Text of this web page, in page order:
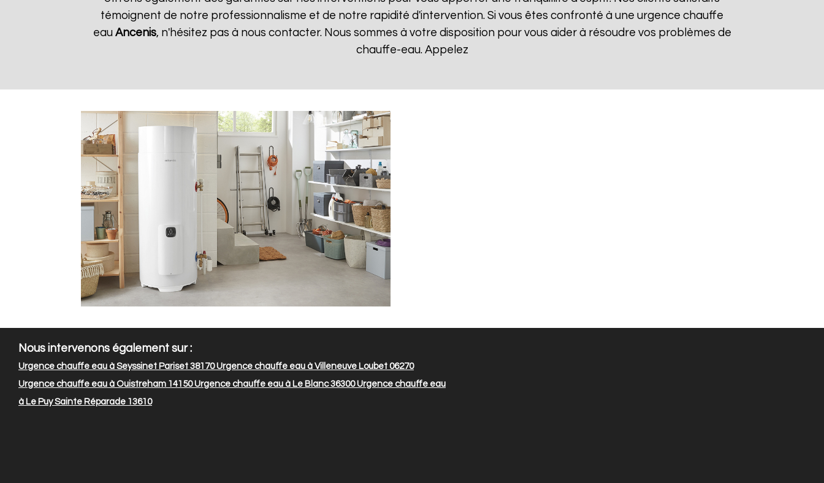
témoignent de notre professionnalisme et de notre rapidité d'intervention. Si vous êtes confronté à une urgence chauffe
eau Ancenis, n'hésitez pas à nous contacter. Nous sommes à votre disposition pour vous aider à résoudre vos problèmes de
chauffe-eau. Appelez
Nous intervenons également sur :
Urgence chauffe eau à Seyssinet Pariset 38170Urgence chauffe eau à Villeneuve Loubet 06270
Urgence chauffe eau à Ouistreham 14150Urgence chauffe eau à Le Blanc 36300Urgence chauffe eau
à Le Puy Sainte Réparade 13610